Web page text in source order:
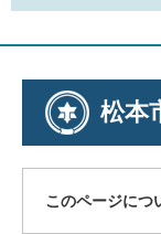
松本
このページにつ